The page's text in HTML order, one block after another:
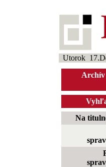
Utorok
Archív
Na